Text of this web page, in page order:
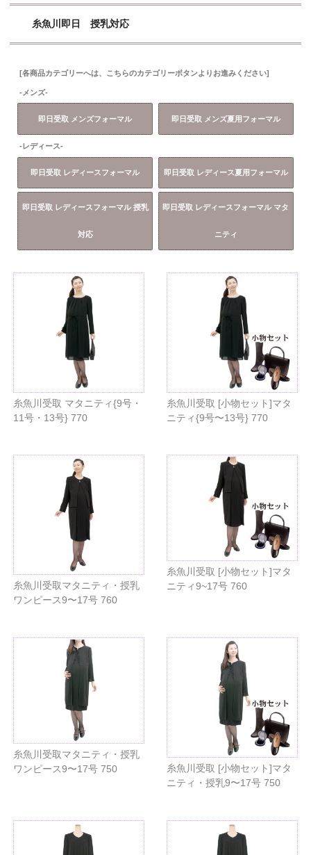
糸魚川即日 授乳対応
[各商品カテゴリーへは、こちらのカテゴリーボタンよりお進みください]
-メンズ-
即日受取 メンズフォーマル 即日受取 メンズ夏用フォーマル
-レディース-
即日受取 レディースフォーマル 即日受取 レディース夏用フォーマル
即日受取 レディースフォーマル 授乳
対応
即日受取 レディースフォーマル マタ
ニティ
糸魚川受取 マタニティ{9号・
11号・13号} 770
糸魚川受取 [小物セット]マタ
ニティ{9号〜13号} 770
糸魚川受取マタニティ・授乳
ワンピース9〜17号 760
糸魚川受取 [小物セット]マタ
ニティ9~17号 760
糸魚川受取マタニティ・授乳
ワンピース9〜17号 750
糸魚川受取 [小物セット]マタ
ニティ・授乳9〜17号 750